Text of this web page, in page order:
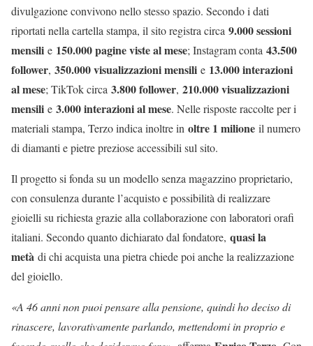
divulgazione convivono nello stesso spazio. Secondo i dati
riportati nella cartella stampa, il sito registra circa 9.000 sessioni
mensili e 150.000 pagine viste al mese; Instagram conta 43.500
follower, 350.000 visualizzazioni mensili e 13.000 interazioni
al mese; TikTok circa 3.800 follower, 210.000 visualizzazioni
mensili e 3.000 interazioni al mese. Nelle risposte raccolte per i
materiali stampa, Terzo indica inoltre in oltre 1 milione il numero
di diamanti e pietre preziose accessibili sul sito.
Il progetto si fonda su un modello senza magazzino proprietario,
con consulenza durante l’acquisto e possibilità di realizzare
gioielli su richiesta grazie alla collaborazione con laboratori orafi
italiani. Secondo quanto dichiarato dal fondatore, quasi la
metà di chi acquista una pietra chiede poi anche la realizzazione
del gioiello.
«A 46 anni non puoi pensare alla pensione, quindi ho deciso di
rinascere, lavorativamente parlando, mettendomi in proprio e